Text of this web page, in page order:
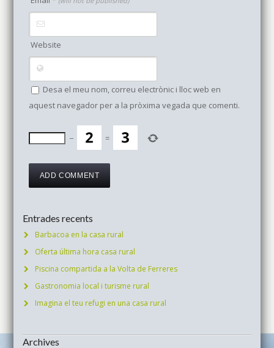
Website
Desa el meu nom, correu electrònic i lloc web en
aquest navegador per a la pròxima vegada que comenti.
− =
Entrades recents
Barbacoa en la casa rural
Oferta última hora casa rural
Piscina compartida a la Volta de Ferreres
Gastronomia local i turisme rural
Imagina el teu refugi en una casa rural
Archives